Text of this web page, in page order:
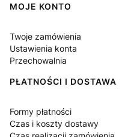
MOJE KONTO
Twoje zamówienia
Ustawienia konta
Przechowalnia
PŁATNOŚCI I DOSTAWA
Formy płatności
Czas i koszty dostawy